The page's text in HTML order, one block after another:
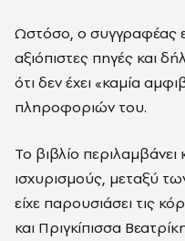
Ωστόσο, ο συγγραφέας
αξιόπιστες πηγές και
ότι δεν έχει «καμία
πληροφοριών του.
Το βιβλίο
ισχυρισμούς, μεταξύ
είχε παρουσιάσει τις
και Πριγκίπισσα